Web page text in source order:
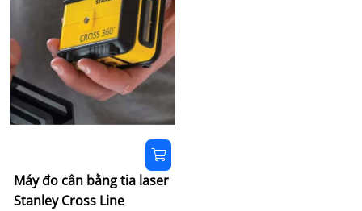
Máy đo cân bằng tia laser
Stanley Cross Line